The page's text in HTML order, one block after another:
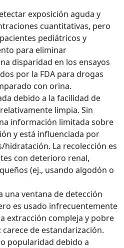
exposición aguda y
cuantitativas, pero
pediátricos y
para eliminar
disparidad en los ensayos
por la FDA para drogas
con orina.
debido a la facilidad de
limpia. Sin
información limitada sobre
y está influenciada por
La recolección es
con deterioro renal,
(ej., usando algodón o
una ventana de detección
es usado infrecuentemente
extracción compleja y pobre
de estandarización.
popularidad debido a